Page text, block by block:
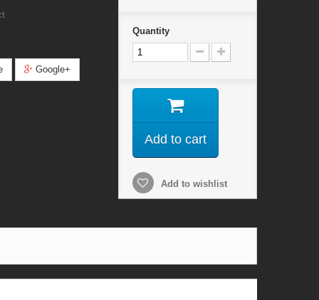
Google+
Quantity
Add to cart
Add to wishlist